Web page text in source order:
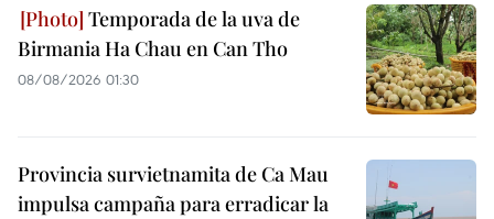
Temporada de la uva de
Birmania Ha Chau en Can Tho
08/08/2026 01:30
Provincia survietnamita de Ca Mau
impulsa campaña para erradicar la